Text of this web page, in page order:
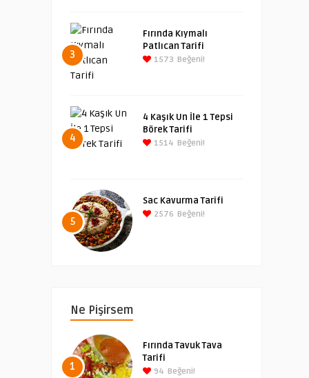
3
Fırında Kıymalı
Patlıcan Tarifi
1573 Beğeni!
4
4 Kaşık Un İle 1 Tepsi
Börek Tarifi
1514 Beğeni!
5
Sac Kavurma Tarifi
2576 Beğeni!
Ne Pişirsem
1
Fırında Tavuk Tava
Tarifi
94 Beğeni!